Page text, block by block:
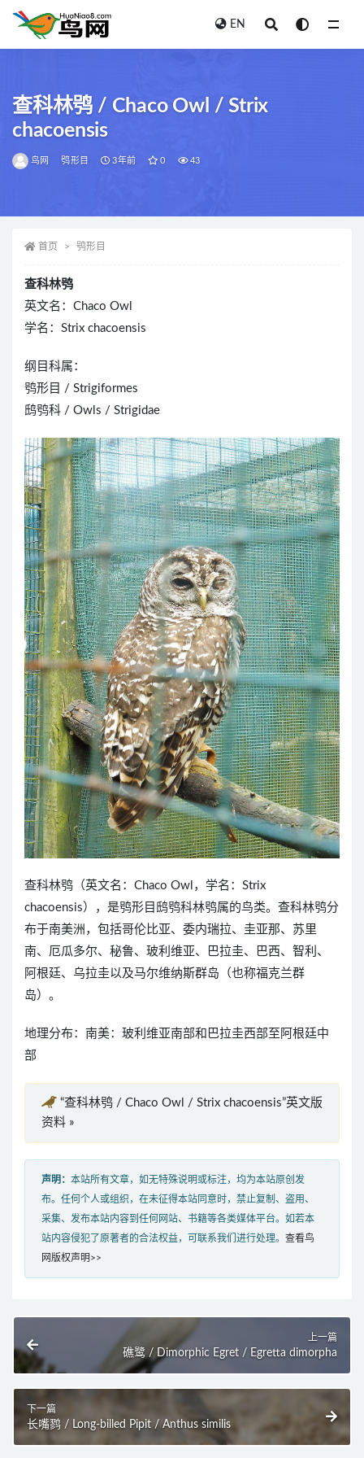
EN
查科林鸮 / Chaco Owl / Strix
chacoensis
鸟网 鸮形目 3年前 0 43
首页 鸮形目
查科林鸮
英文名：Chaco Owl
学名：Strix chacoensis
纲目科属：
鸮形目 / Strigiformes
鸱鸮科 / Owls / Strigidae
查科林鸮（英文名：Chaco Owl，学名：Strix
chacoensis），是鸮形目鸱鸮科林鸮属的鸟类。查科林鸮分
布于南美洲，包括哥伦比亚、委内瑞拉、圭亚那、苏里
南、厄瓜多尔、秘鲁、玻利维亚、巴拉圭、巴西、智利、
阿根廷、乌拉圭以及马尔维纳斯群岛（也称福克兰群
岛）。
地理分布：南美：玻利维亚南部和巴拉圭西部至阿根廷中
部
“查科林鸮 / Chaco Owl / Strix chacoensis”英文版
资料 »
声明： 本站所有文章，如无特殊说明或标注，均为本站原创发
布。任何个人或组织，在未征得本站同意时，禁止复制、盗用、
采集、发布本站内容到任何网站、书籍等各类媒体平台。如若本
站内容侵犯了原著者的合法权益，可联系我们进行处理。 查看鸟
网版权声明>>
上一篇
礁鹭 / Dimorphic Egret / Egretta dimorpha
下一篇
长嘴鹨 / Long-billed Pipit / Anthus similis